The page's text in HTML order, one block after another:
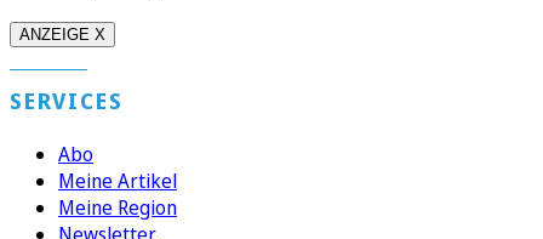
ANZEIGE X
SERVICES
Abo
Meine Artikel
Meine Region